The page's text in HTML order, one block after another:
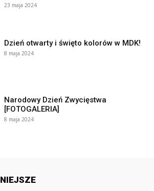
23 maja 2024
Dzień otwarty i święto kolorów w MDK!
8 maja 2024
Narodowy Dzień Zwycięstwa
[FOTOGALERIA]
8 maja 2024